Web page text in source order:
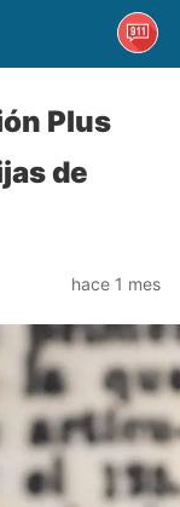
Plus
de
hace 1 mes